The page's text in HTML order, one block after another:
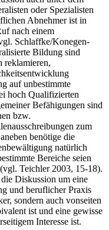
oder Spezialisten
Abnehmer ist in
nach einem
Schlaffke/Konegen-
Bildung sind
reklamieren,
auf unbestimmte
hoch Qualifizierten
Befähigungen sind
bzw.
zum
benötige die
natürlich
Bereiche seien
Teichler 2003, 15-18).
Diskussion um eine
und beruflicher Praxis
sondern auch vonseiten
ist und eine gewisse
Interesse ist.